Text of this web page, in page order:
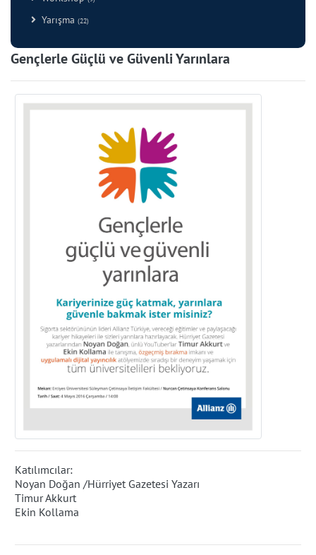
Yarışma (22)
Gençlerle Güçlü ve Güvenli Yarınlara
Katılımcılar:
Noyan Doğan /Hürriyet Gazetesi Yazarı
Timur Akkurt
Ekin Kollama